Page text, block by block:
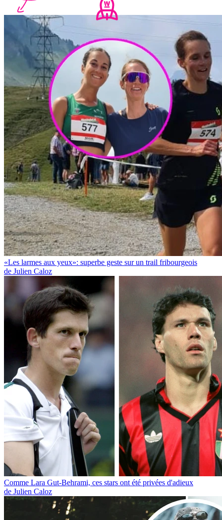
«Les larmes aux yeux»: superbe geste sur un trail fribourgeois
de Julien Caloz
Comme Lara Gut-Behrami, ces stars ont été privées d'adieux
de Julien Caloz